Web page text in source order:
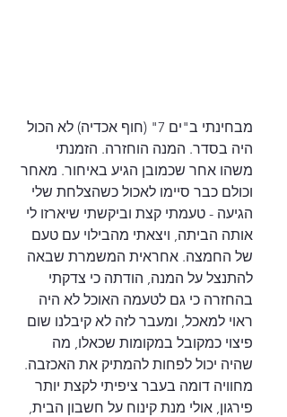
מבחינתי ב"ים 7" (חוף אכדיה) לא הכול
היה בסדר. המנה הוחזרה. הזמנתי
משהו אחר שכמובן הגיע באיחור. מאחר
וכולם כבר סיימו לאכול כשהצלחת שלי
הגיעה - טעמתי קצת וביקשתי שיארזו לי
אותה הביתה, ויצאתי מהבילוי עם טעם
של החמצה. אחראית המשמרת שבאה
להתנצל על המנה, הודתה כי צדקתי
בהחזרה כי גם לטעמה האוכל לא היה
ראוי למאכל, ומעבר לזה לא קיבלנו שום
פיצוי כמקובל במקומות שכאלו, מה
שהיה יכול לפחות להמתיק את האכזבה.
מחוויה דומה בעבר ציפיתי לקצת יותר
פירגון, אולי מנת קינוח על חשבון הבית,